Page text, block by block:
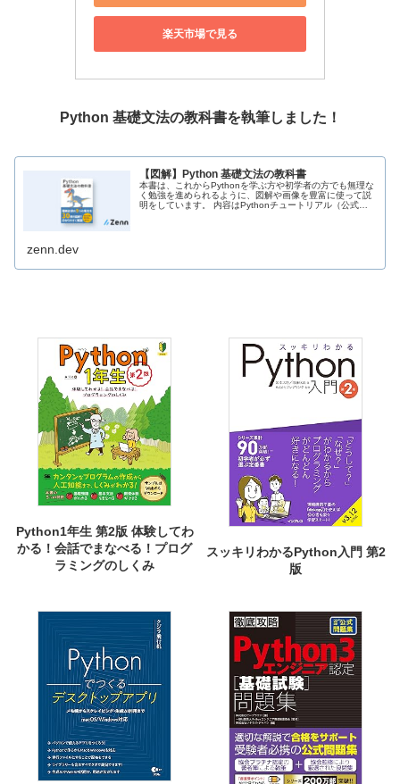
楽天市場で見る
Python 基礎文法の教科書を執筆しました！
【図解】Python 基礎文法の教科書
本書は、これからPythonを学ぶ方や初学者の方でも無理な
く勉強を進められるように、図解や画像を豊富に使って説
明をしています。 内容はPythonチュートリアル（公式の
zenn.dev
Python1年生 第2版 体験してわ
かる！会話でまなべる！プログ
ラミングのしくみ
スッキリわかるPython入門 第2
版